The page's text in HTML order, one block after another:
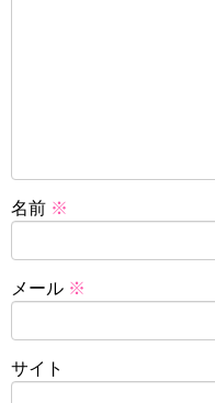
名前 ※
メール ※
サイト